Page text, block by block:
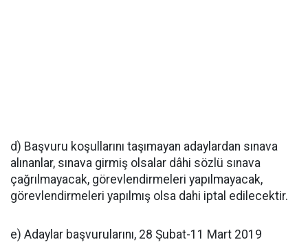
d) Başvuru koşullarını taşımayan adaylardan sınava
alınanlar, sınava girmiş olsalar dâhi sözlü sınava
çağrılmayacak, görevlendirmeleri yapılmayacak,
görevlendirmeleri yapılmış olsa dahi iptal edilecektir.
e) Adaylar başvurularını, 28 Şubat-11 Mart 2019